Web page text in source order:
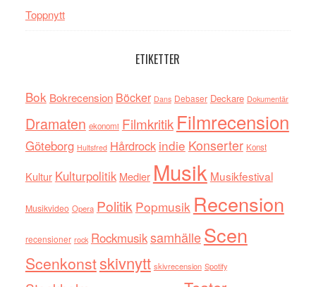
Toppnytt
ETIKETTER
Bok Bokrecension Böcker Dans Debaser Deckare Dokumentär
Dramaten ekonomi Filmkritik Filmrecension
Göteborg Hultsfred Hårdrock indie Konserter Konst
Kultur Kulturpolitik Medier Musik Musikfestival
Musikvideo Opera Politik Popmusik Recension
recensioner rock RockmusiksamhälleScen
Scenkonstskivnytt skivrecension Spotify